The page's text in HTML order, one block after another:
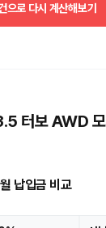
으로 다시 계산해보기
터보 AWD 모
납입금 비교